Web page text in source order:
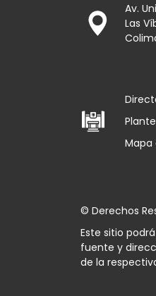
Av.
Las
Mapa
© Derechos
Este sitio
fuente y
de la